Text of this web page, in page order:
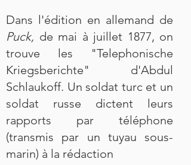
Dans l'édition en allemand de
Puck, de mai à juillet 1877, on
trouve les "Telephonische
Kriegsberichte" d'Abdul
Schlaukoff. Un soldat turc et un
soldat russe dictent leurs
rapports par téléphone
(transmis par un tuyau sous-
marin) à la rédaction